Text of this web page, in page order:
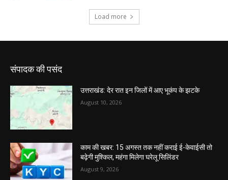
संपादक की पसंद
उत्तराखंड: देर रात इन जिलों में आए भूकंप के झटके
August 10, 2026
काम की खबर: 15 अगस्त तक नहीं कराई ई-केवाईसी तो
बढ़ेगी मुश्किल, महंगा मिलेगा घरेलू सिलिंडर
August 9, 2026